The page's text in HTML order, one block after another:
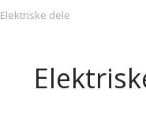
Elektriske dele